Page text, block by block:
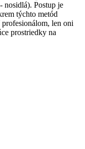
nosidlá). Postup je
týchto metód
len oni
prostriedky na